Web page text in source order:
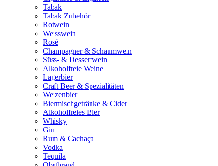
Tabak
Tabak Zubehör
Rotwein
Weisswein
Rosé
Champagner & Schaumwein
Süss- & Dessertwein
Alkoholfreie Weine
Lagerbier
Craft Beer & Spezialitäten
Weizenbier
Biermischgetränke & Cider
Alkoholfreies Bier
Whisky
Gin
Rum & Cachaça
Vodka
Tequila